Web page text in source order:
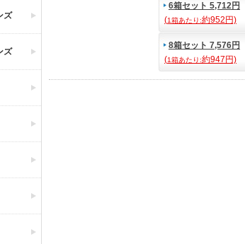
ズ
ズ
6箱セット 5,712円
(1箱あたり:約952円)
8箱セット 7,576円
(1箱あたり:約947円)